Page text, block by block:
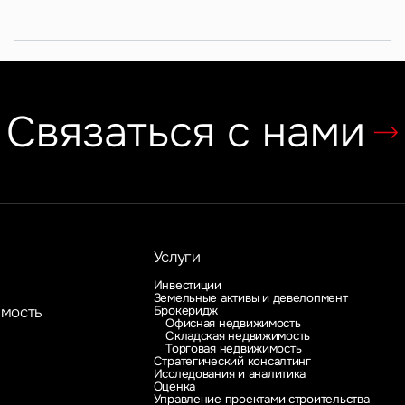
Связаться с нами
Услуги
Инвестиции
Земельные активы и девелопмент
Брокеридж
Офисная недвижимость
Складская недвижимость
Торговая недвижимость
Стратегический консалтинг
Исследования и аналитика
Оценка
Управление проектами строительства